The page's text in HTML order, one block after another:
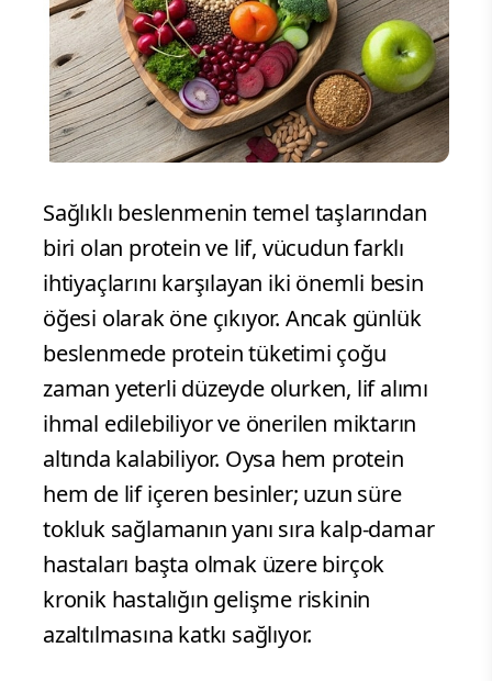
Sağlıklı beslenmenin temel taşlarından
biri olan protein ve lif, vücudun farklı
ihtiyaçlarını karşılayan iki önemli besin
öğesi olarak öne çıkıyor. Ancak günlük
beslenmede protein tüketimi çoğu
zaman yeterli düzeyde olurken, lif alımı
ihmal edilebiliyor ve önerilen miktarın
altında kalabiliyor. Oysa hem protein
hem de lif içeren besinler; uzun süre
tokluk sağlamanın yanı sıra kalp-damar
hastaları başta olmak üzere birçok
kronik hastalığın gelişme riskinin
azaltılmasına katkı sağlıyor.